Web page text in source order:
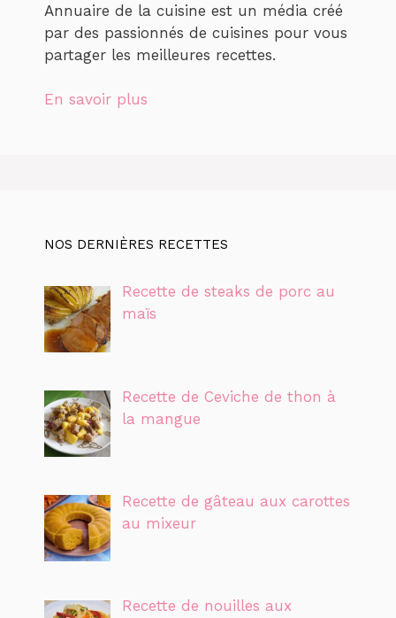
Annuaire de la cuisine est un média créé
par des passionnés de cuisines pour vous
partager les meilleures recettes.
En savoir plus
NOS DERNIÈRES RECETTES
Recette de steaks de porc au
maïs
Recette de Ceviche de thon à
la mangue
Recette de gâteau aux carottes
au mixeur
Recette de nouilles aux